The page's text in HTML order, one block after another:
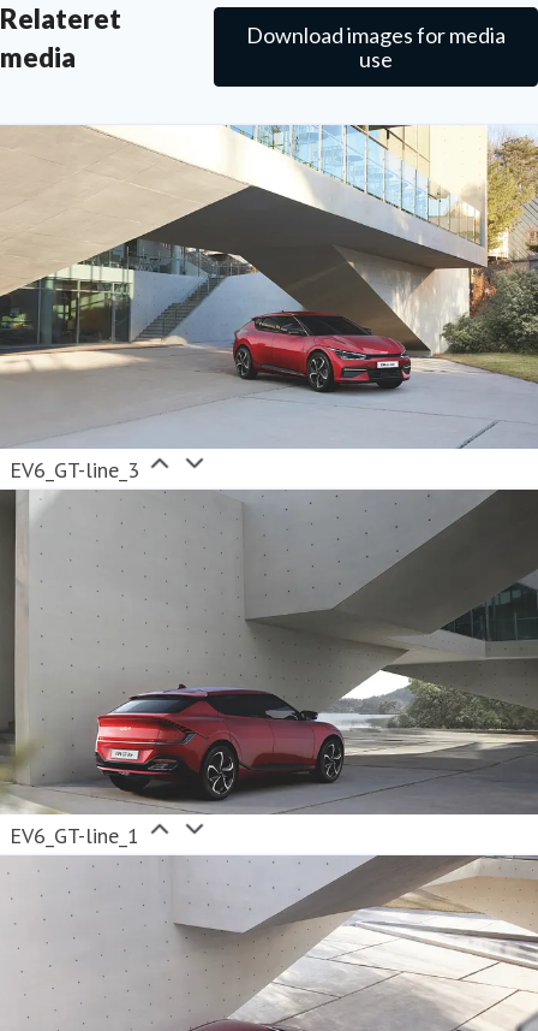
Relateret
media
Download images for media
use
EV6_GT-line_3
EV6_GT-line_1